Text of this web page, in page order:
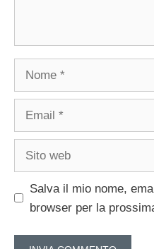
Nome
Email
Sito
Salva il mio nome,
browser per la